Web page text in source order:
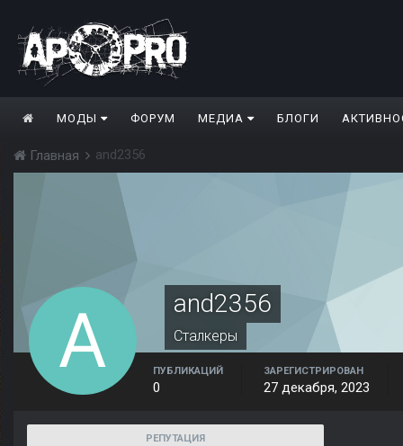
МОДЫ ФОРУМ МЕДИА БЛОГИ
Главная and2356
and2356
Сталкеры
ПУБЛИКАЦИЙ
0
ЗАРЕГИСТРИРОВАН
27 декабря, 2023
РЕПУТАЦИЯ